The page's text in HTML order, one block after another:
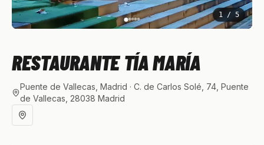
1 / 5
RESTAURANTE TÍA MARÍA
Puente de Vallecas, Madrid · C. de Carlos Solé, 74, Puente
de Vallecas, 28038 Madrid